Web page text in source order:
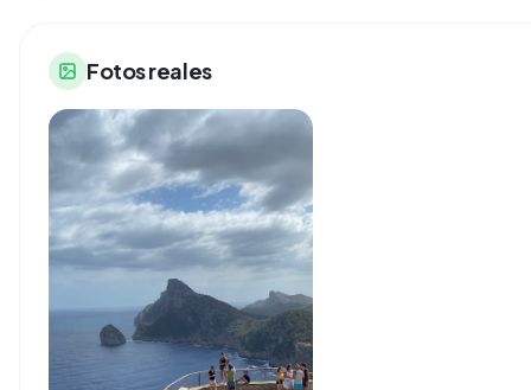
Fotos reales